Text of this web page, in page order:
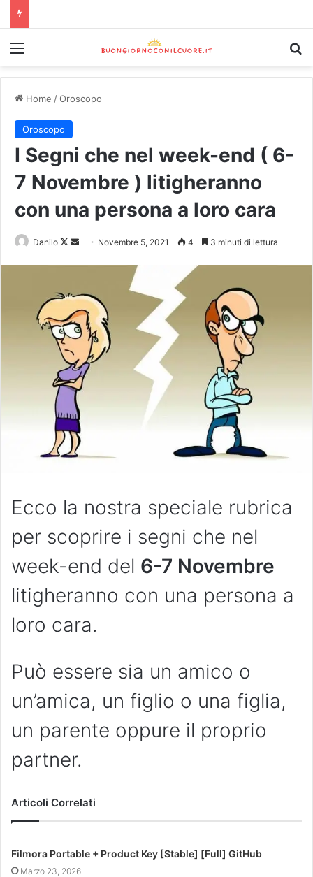
Home /Oroscopo
Oroscopo
I Segni che nel week-end ( 6-
7 Novembre ) litigheranno
con una persona a loro cara
Danilo Novembre 5, 2021 4 3 minuti di lettura
Ecco la nostra speciale rubrica
per scoprire i segni che nel
week-end del 6-7 Novembre
litigheranno con una persona a
loro cara.
Può essere sia un amico o
un’amica, un figlio o una figlia,
un parente oppure il proprio
partner.
Articoli Correlati
Filmora Portable + Product Key [Stable] [Full] GitHub
Marzo 23, 2026